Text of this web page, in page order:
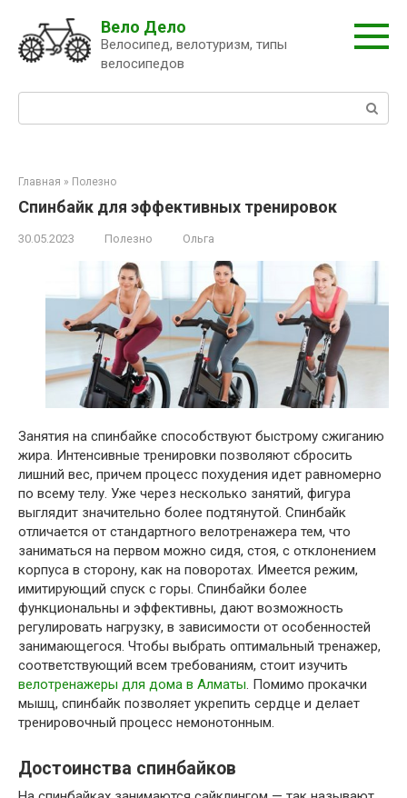
контенту
Вело Дело
Велосипед, велотуризм, типы
велосипедов
Главная » Полезно
Спинбайк для эффективных тренировок
30.05.2023 Полезно Ольга
Занятия на спинбайке способствуют быстрому сжиганию
жира. Интенсивные тренировки позволяют сбросить
лишний вес, причем процесс похудения идет равномерно
по всему телу. Уже через несколько занятий, фигура
выглядит значительно более подтянутой. Спинбайк
отличается от стандартного велотренажера тем, что
заниматься на первом можно сидя, стоя, с отклонением
корпуса в сторону, как на поворотах. Имеется режим,
имитирующий спуск с горы. Спинбайки более
функциональны и эффективны, дают возможность
регулировать нагрузку, в зависимости от особенностей
занимающегося. Чтобы выбрать оптимальный тренажер,
соответствующий всем требованиям, стоит изучить
велотренажеры для дома в Алматы. Помимо прокачки
мышц, спинбайк позволяет укрепить сердце и делает
тренировочный процесс немонотонным.
Достоинства спинбайков